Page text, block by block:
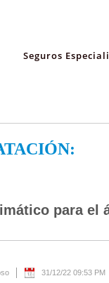
Seguros
para
31/12/22 09:53 PM